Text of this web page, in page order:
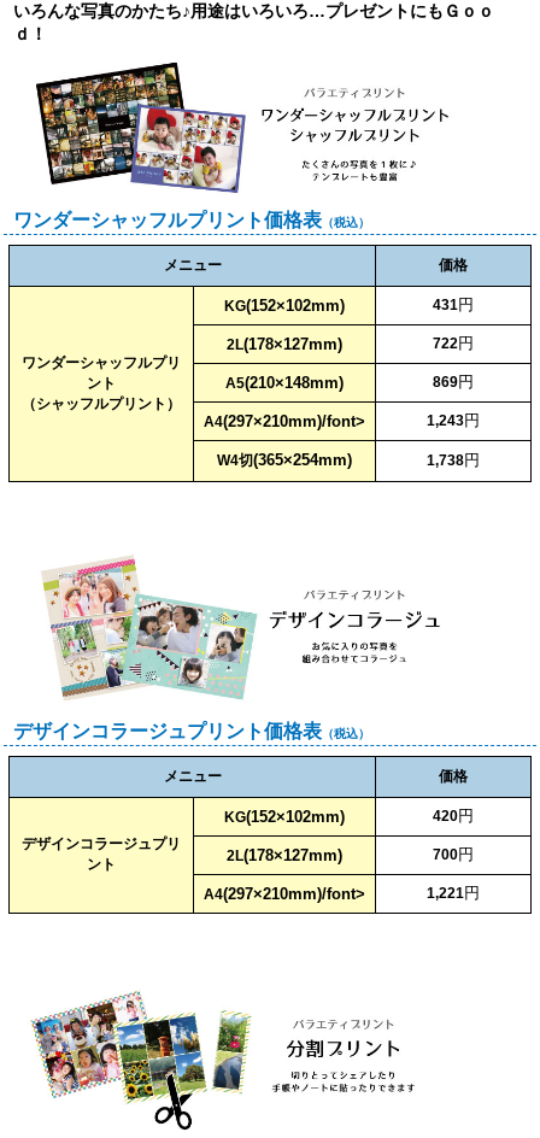
いろんな写真のかたち♪用途はいろいろ…プレゼントにもＧｏｏ
ｄ！
ワンダーシャッフルプリント価格表 （税込）
メニュー 価格
ワンダーシャッフルプリ
ント
（シャッフルプリント）
KG(152×102mm) 431円
2L(178×127mm) 722円
A5(210×148mm) 869円
A4(297×210mm)/font> 1,243円
W4切(365×254mm) 1,738円
デザインコラージュプリント価格表 （税込）
メニュー 価格
デザインコラージュプリ
ント
KG(152×102mm) 420円
2L(178×127mm) 700円
A4(297×210mm)/font> 1,221円